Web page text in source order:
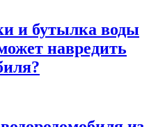
и бутылка воды
навредить